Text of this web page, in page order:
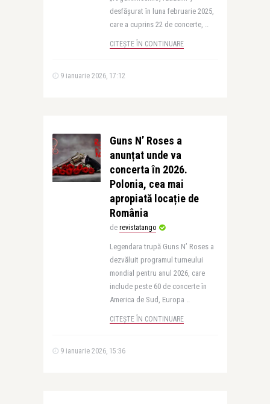
desfășurat în luna februarie 2025,
care a cuprins 22 de concerte, ..
CITEȘTE ÎN CONTINUARE
9 ianuarie 2026, 17:12
Guns N’ Roses a
anunțat unde va
concerta în 2026.
Polonia, cea mai
apropiată locație de
România
de revistatango
Legendara trupă Guns N’ Roses a
dezvăluit programul turneului
mondial pentru anul 2026, care
include peste 60 de concerte în
America de Sud, Europa ..
CITEȘTE ÎN CONTINUARE
9 ianuarie 2026, 15:36